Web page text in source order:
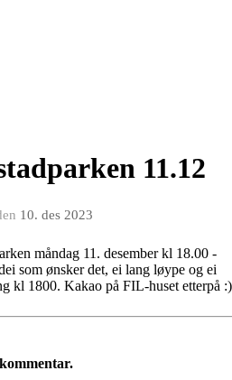
11.12
10. des 2023
måndag 11. desember kl 18.00 -
som ønsker det, ei lang løype og ei
kl 1800. Kakao på FIL-huset etterpå